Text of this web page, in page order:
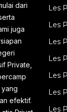
UI, IPB,
Jakarta, STAN,
lainnya yang
di kantor
PRIVAT.
sistem yang
dari
juga
Private,
yang
efektif.
Les
Les
Les
Les
Les
Les
Les